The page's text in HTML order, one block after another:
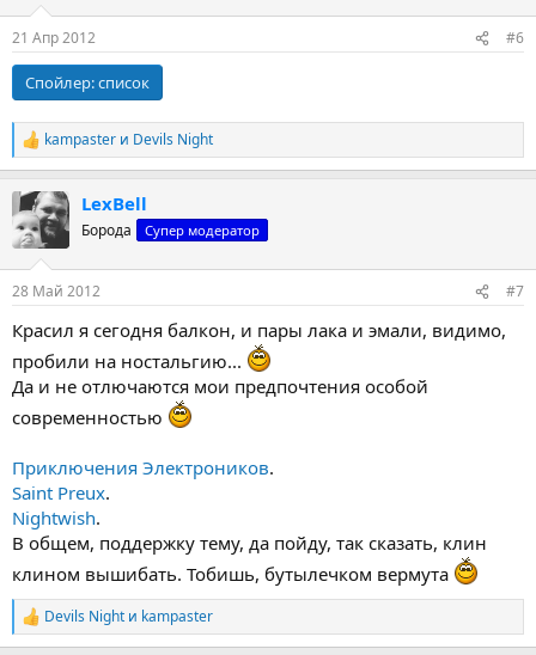
21 Апр 2012 #6
Спойлер:список
Р
е
к
ц
и
kampaster и Devils Night
LexBell
Борода Супер модератор
28 Май 2012 #7
Красил я сегодня балкон, и пары лака и эмали, видимо,
пробили на ностальгию...
Да и не отлючаются мои предпочтения особой
современностью
Приключения Электроников.
Saint Preux.
Nightwish.
В общем, поддержку тему, да пойду, так сказать, клин
клином вышибать. Тобишь, бутылечком вермута
Р
е
Devils Night и kampaster